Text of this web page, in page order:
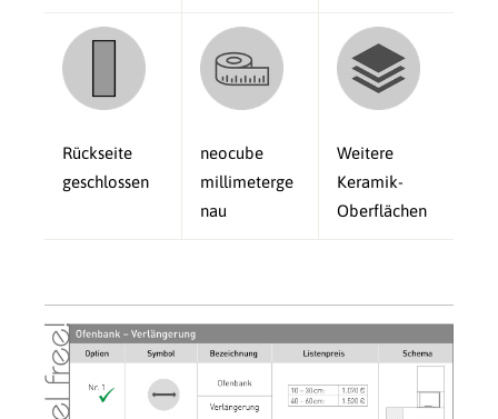
Rückseite
geschlossen
neocube
millimeterge
nau
Weitere
Keramik-
Oberflächen